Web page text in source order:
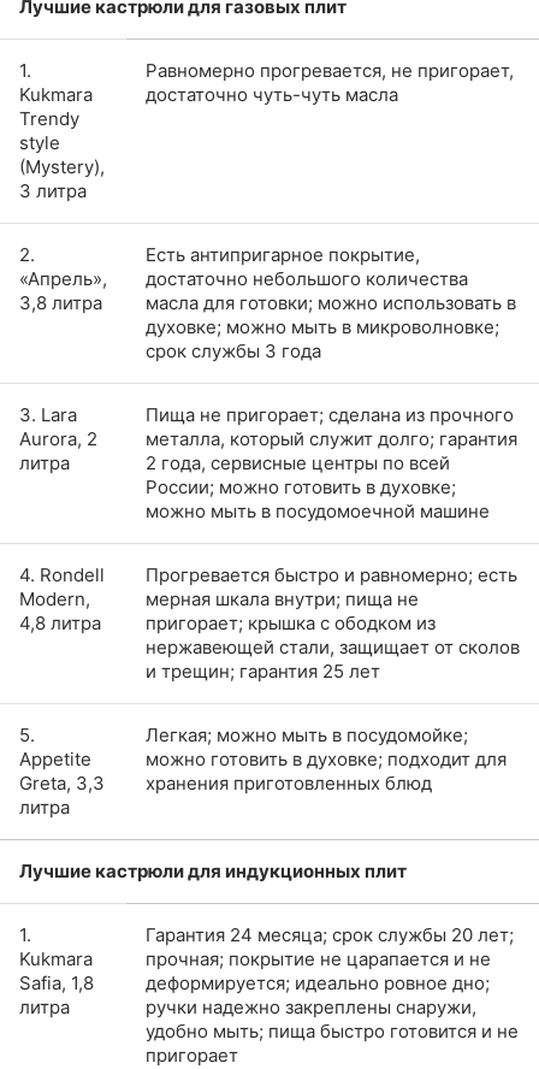
Лучшие кастрюли для газовых плит
1.
Kukmara
Trendy
style
(Mystery),
3 литра
Равномерно прогревается, не пригорает,
достаточно чуть-чуть масла
2.
«Апрель»,
3,8 литра
Есть антипригарное покрытие,
достаточно небольшого количества
масла для готовки; можно использовать в
духовке; можно мыть в микроволновке;
срок службы 3 года
3. Lara
Aurora, 2
литра
Пища не пригорает; сделана из прочного
металла, который служит долго; гарантия
2 года, сервисные центры по всей
России; можно готовить в духовке;
можно мыть в посудомоечной машине
4. Rondell
Modern,
4,8 литра
Прогревается быстро и равномерно; есть
мерная шкала внутри; пища не
пригорает; крышка с ободком из
нержавеющей стали, защищает от сколов
и трещин; гарантия 25 лет
5.
Appetite
Greta, 3,3
литра
Легкая; можно мыть в посудомойке;
можно готовить в духовке; подходит для
хранения приготовленных блюд
Лучшие кастрюли для индукционных плит
1.
Kukmara
Safia, 1,8
литра
Гарантия 24 месяца; срок службы 20 лет;
прочная; покрытие не царапается и не
деформируется; идеально ровное дно;
ручки надежно закреплены снаружи,
удобно мыть; пища быстро готовится и не
пригорает